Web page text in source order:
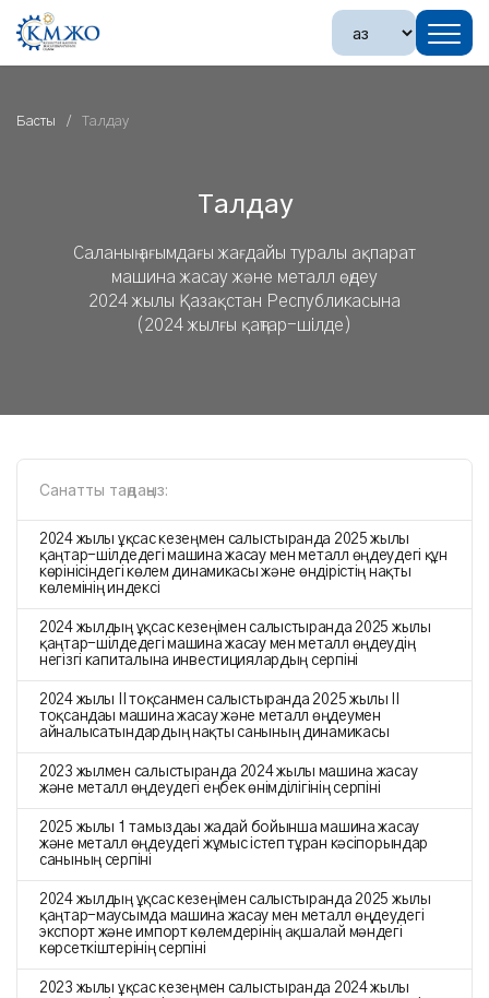
Басты Талдау
Талдау
Саланың ағымдағы жағдайы туралы ақпарат
машина жасау және металл өңдеу
2024 жылы Қазақстан Республикасына
(2024 жылғы қаңтар-шілде)
Санатты таңдаңыз:
2024 жылғы ұқсас кезеңмен салыстырғанда 2025 жылғы
қаңтар-шілдедегі машина жасау мен металл өңдеудегі құн
көрінісіндегі көлем динамикасы және өндірістің нақты
көлемінің индексі
2024 жылдың ұқсас кезеңімен салыстырғанда 2025 жылғы
қаңтар-шілдедегі машина жасау мен металл өңдеудің
негізгі капиталына инвестициялардың серпіні
2024 жылғы II тоқсанмен салыстырғанда 2025 жылғы II
тоқсандағы машина жасау және металл өңдеумен
айналысатындардың нақты санының динамикасы
2023 жылмен салыстырғанда 2024 жылғы машина жасау
және металл өңдеудегі еңбек өнімділігінің серпіні
2025 жылғы 1 тамыздағы жағдай бойынша машина жасау
және металл өңдеудегі жұмыс істеп тұрған кәсіпорындар
санының серпіні
2024 жылдың ұқсас кезеңімен салыстырғанда 2025 жылғы
қаңтар-маусымда машина жасау мен металл өңдеудегі
экспорт және импорт көлемдерінің ақшалай мәндегі
көрсеткіштерінің серпіні
2023 жылғы ұқсас кезеңмен салыстырғанда 2024 жылғы